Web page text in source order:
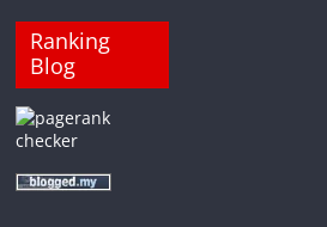
Ranking
Blog